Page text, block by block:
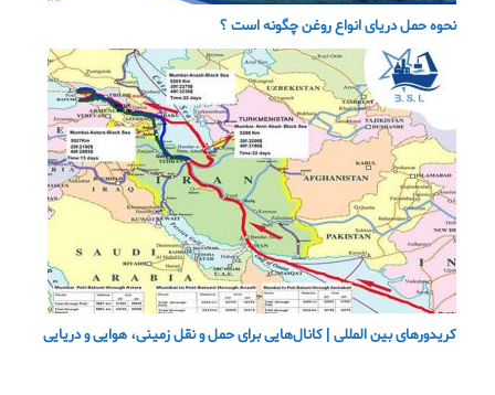
نحوه حمل دریای انواع روغن چگونه است ؟
کریدورهای بین المللی | کانال‌هایی برای حمل و نقل زمینی، هوایی و دریایی